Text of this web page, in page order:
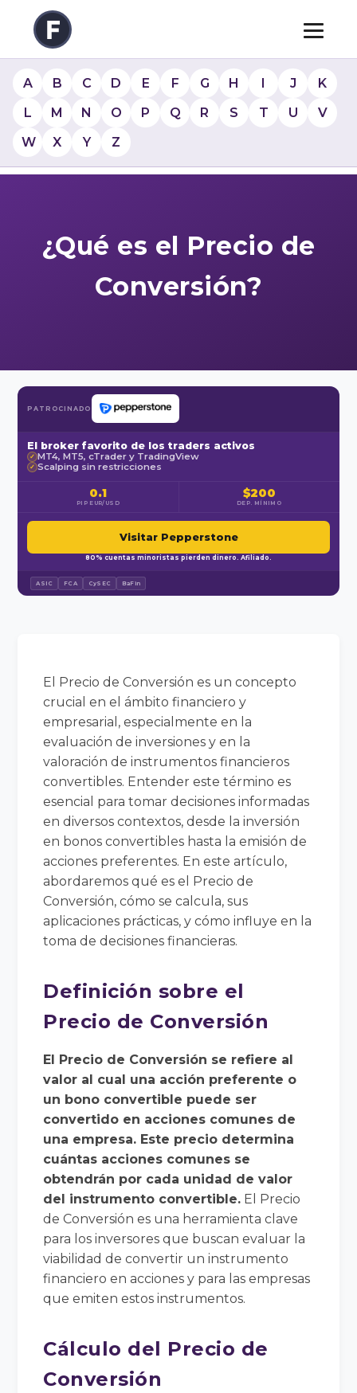
A B C D E F G H I J
K
L
M N O P Q R S T U
V
W
X Y Z
¿Qué es el Precio de
Conversión?
PATROCINADO
El broker favorito de los traders activos
✓ MT4, MT5, cTrader y TradingView
✓ Scalping sin restricciones
0.1
PIP EUR/USD
$200
DEP. MÍNIMO
Visitar Pepperstone
80% cuentas minoristas pierden dinero. Afiliado.
ASIC FCA CySEC BaFin
El Precio de Conversión es un concepto
crucial en el ámbito financiero y
empresarial, especialmente en la
evaluación de inversiones y en la
valoración de instrumentos financieros
convertibles. Entender este término es
esencial para tomar decisiones informadas
en diversos contextos, desde la inversión
en bonos convertibles hasta la emisión de
acciones preferentes. En este artículo,
abordaremos qué es el Precio de
Conversión, cómo se calcula, sus
aplicaciones prácticas, y cómo influye en la
toma de decisiones financieras.
Definición sobre el
Precio de Conversión
El Precio de Conversión se refiere al
valor al cual una acción preferente o
un bono convertible puede ser
convertido en acciones comunes de
una empresa. Este precio determina
cuántas acciones comunes se
obtendrán por cada unidad de valor
del instrumento convertible. El Precio
de Conversión es una herramienta clave
para los inversores que buscan evaluar la
viabilidad de convertir un instrumento
financiero en acciones y para las empresas
que emiten estos instrumentos.
Cálculo del Precio de
Conversión